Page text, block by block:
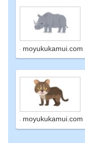
moyukukamui.com
moyukukamui.com